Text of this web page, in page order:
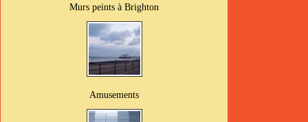
Murs peints à Brighton
Amusements